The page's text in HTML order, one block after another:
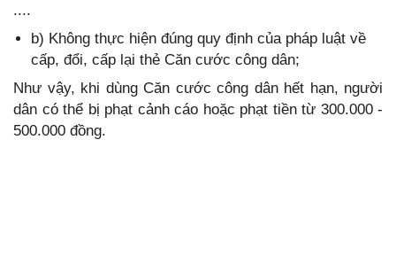
....
b) Không thực hiện đúng quy định của pháp luật về
cấp, đổi, cấp lại thẻ Căn cước công dân;
Như vậy, khi dùng Căn cước công dân hết hạn, người
dân có thể bị phạt cảnh cáo hoặc phạt tiền từ 300.000 -
500.000 đồng.